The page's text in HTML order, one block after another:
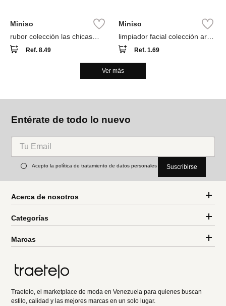
Miniso
rubor colección las chicas
superpoderosas
Ref. 8.49
Miniso
limpiador facial colección ariel
princess disney
Ref. 1.69
Ver más
Entérate de todo lo nuevo
Acepto la política de tratamiento de datos personales Suscribirse
Acerca de nosotros
Categorías
Marcas
Traetelo, el marketplace de moda en Venezuela para quienes buscan
estilo, calidad y las mejores marcas en un solo lugar.